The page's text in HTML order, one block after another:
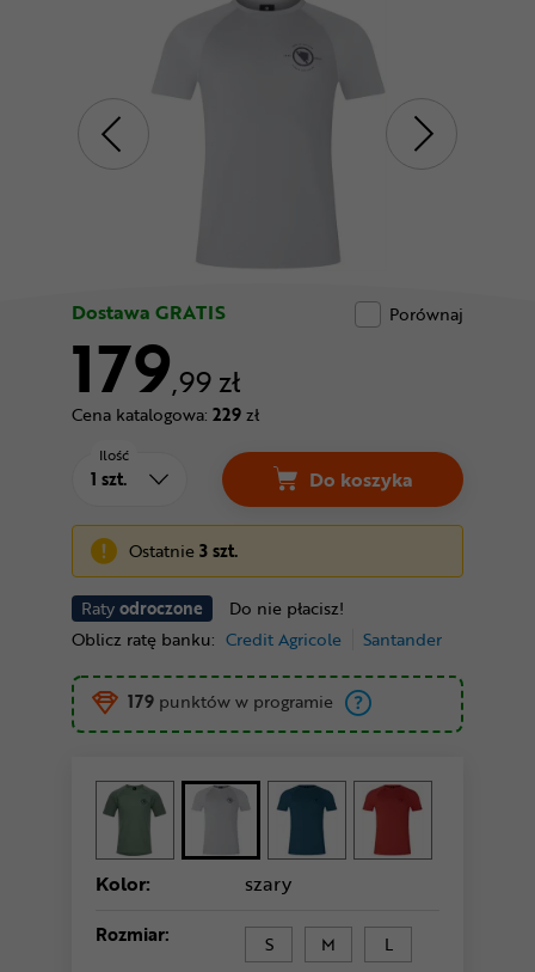
Nowości
Superoferta
Dostawa GRATIS Porównaj
179,99 zł
Cena katalogowa: 229zł
Ratyodroczone
Do nie płacisz!
Oblicz ratę banku: Credit Agricole Santander
Ilość
Do koszyka
Ostatnie3 szt.
179 punktów w programie
Kolor: szary
Rozmiar: S M L